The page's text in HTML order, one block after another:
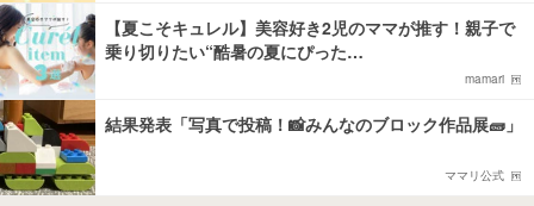
【夏こそキュレル】美容好き2児のママが推す！親子で
乗り切りたい“酷暑の夏にぴった…
mamari
結果発表「写真で投稿！📸みんなのブロック作品展🧱」
ママリ公式